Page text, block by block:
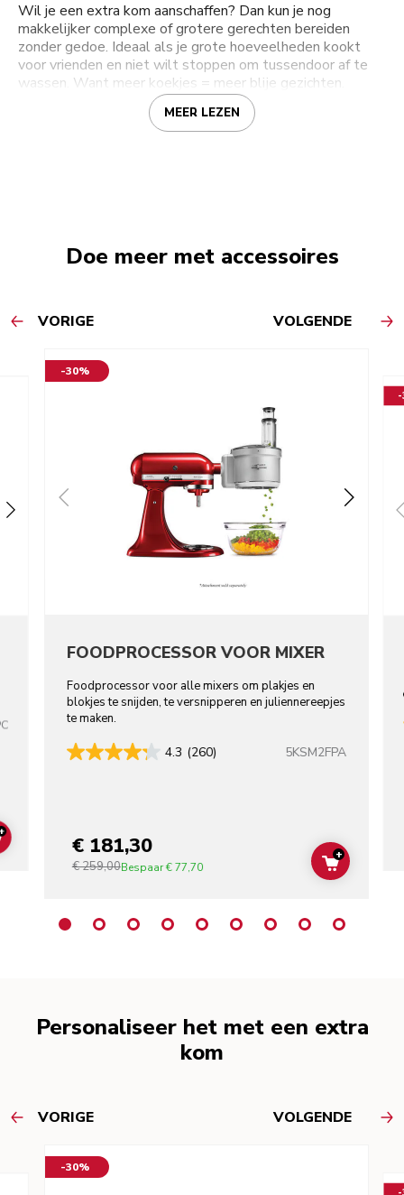
Wil je een extra kom aanschaffen? Dan kun je nog
makkelijker complexe of grotere gerechten bereiden
zonder gedoe. Ideaal als je grote hoeveelheden kookt
voor vrienden en niet wilt stoppen om tussendoor af te
wassen. Want meer koekjes = meer blije gezichten.
MEER LEZEN
Doe meer met accessoires
VORIGE VOLGENDE
ADD TO CART
-30%
FOODPROCESSOR VOOR MIXER
Foodprocessor voor alle mixers om plakjes en
blokjes te snijden, te versnipperen en juliennereepjes
te maken.
4.3 (260) 5KSM2FPA
€ 181,30
€ 259,00Bespaar€ 77,70 ADD TO
+
-
Personaliseer het met een extra
kom
VORIGE VOLGENDE
-30%